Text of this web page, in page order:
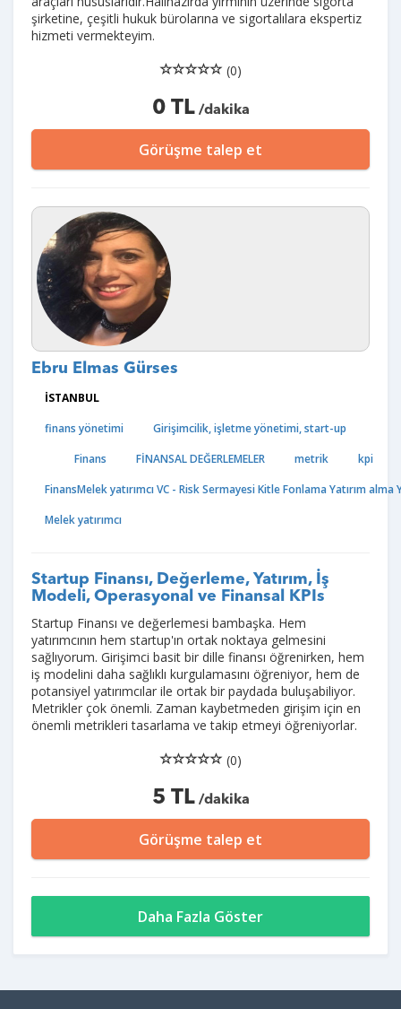
şirketine, çeşitli hukuk bürolarına ve sigortalılara ekspertiz
hizmeti vermekteyim.
(0)
0 TL/dakika
Görüşme talep et
Ebru Elmas Gürses
İSTANBUL
finans yönetimi
Girişimcilik, işletme yönetimi, start-up
Finans
FİNANSAL DEĞERLEMELER metrik
kpi
FinansMelek yatırımcı VC - Risk Sermayesi Kitle Fonlama Yatırım alma
Melek yatırımcı
Startup Finansı, Değerleme, Yatırım, İş
Modeli, Operasyonal ve Finansal KPIs
Startup Finansı ve değerlemesi bambaşka. Hem
yatırımcının hem startup'ın ortak noktaya gelmesini
sağlıyorum. Girişimci basit bir dille finansı öğrenirken, hem
iş modelini daha sağlıklı kurgulamasını öğreniyor, hem de
potansiyel yatırımcılar ile ortak bir paydada buluşabiliyor.
Metrikler çok önemli. Zaman kaybetmeden girişim için en
önemli metrikleri tasarlama ve takip etmeyi öğreniyorlar.
(0)
5 TL/dakika
Görüşme talep et
Daha Fazla Göster